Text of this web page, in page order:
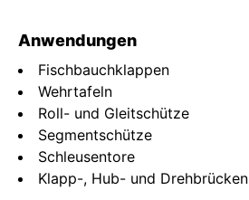
Anwendungen
Fischbauchklappen
Wehrtafeln
Roll- und Gleitschütze
Segmentschütze
Schleusentore
Klapp-, Hub- und Drehbrücken